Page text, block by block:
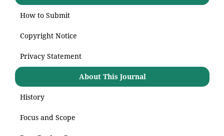
How to Submit
Copyright Notice
Privacy Statement
About This Journal
History
Focus and Scope